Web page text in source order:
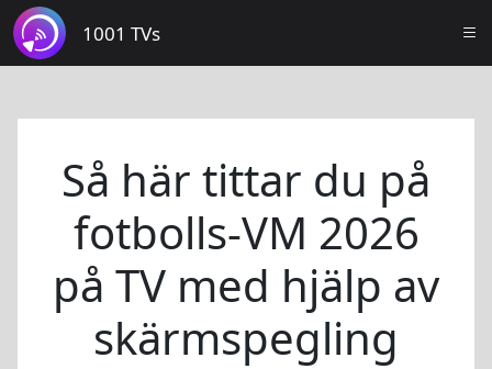
1001 TVs
Så här tittar du på
fotbolls-VM 2026
på TV med hjälp av
skärmspegling